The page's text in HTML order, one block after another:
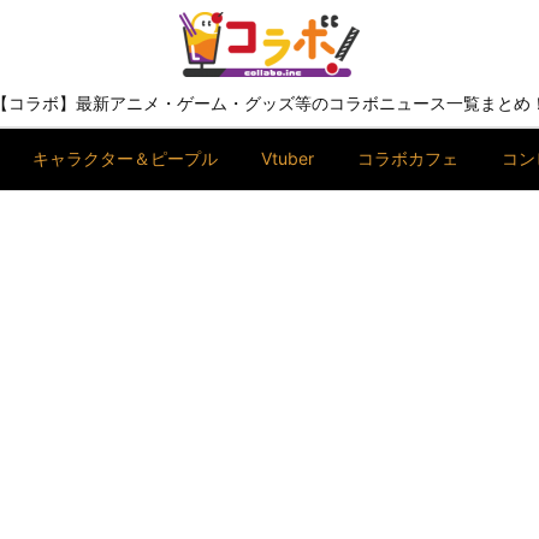
【コラボ】最新アニメ・ゲーム・グッズ等のコラボニュース一覧まとめ！
キャラクター＆ピープル Vtuber コラボカフェ コ